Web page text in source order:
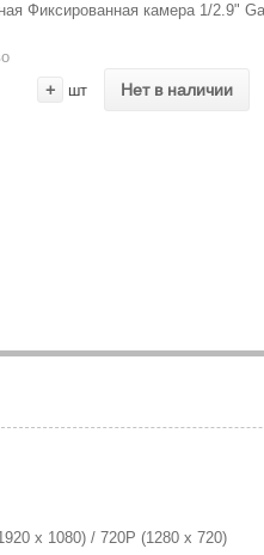
Фиксированная камера 1/2.9"
+ шт Нет в наличии
x 1080) / 720P (1280 x 720)